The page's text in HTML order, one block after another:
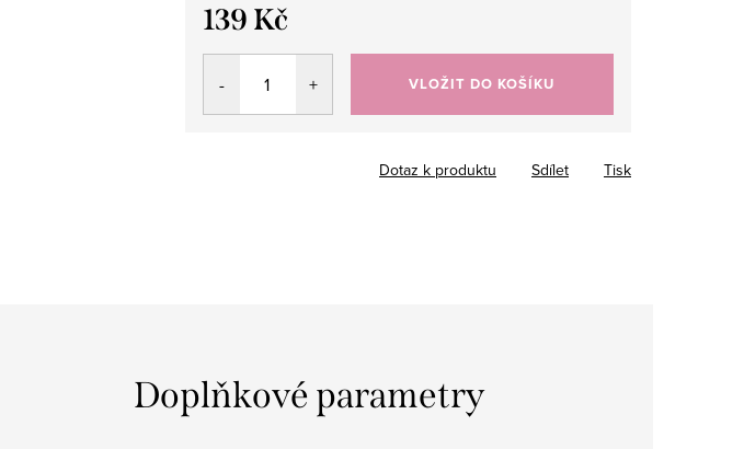
139 Kč
Měrná
VLOŽIT DO KOŠÍKU
Tisk
Dotaz k produktu Sdílet
Doplňkové parametry